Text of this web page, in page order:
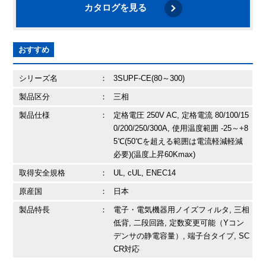
カタログを見る
おすすめ
シリーズ名 ： 3SUPF-CE(80～300)
製品区分 ： 三相
製品仕様 ：
定格電圧 250V AC, 定格電流 80/100/15
0/200/250/300A, 使用温度範囲 -25～+8
5℃(50℃を超える範囲は電流軽減軽減
必要)(温度上昇60Kmax)
取得安全規格 ： UL, cUL, ENEC14
原産国 ： 日本
製品特長 ：
電子・電気機器用ノイズフィルタ, 三相
低背, 二段回路, 定数変更可能（Yコン
デンサの静電容量）, 端子台タイプ, SC
CR対応